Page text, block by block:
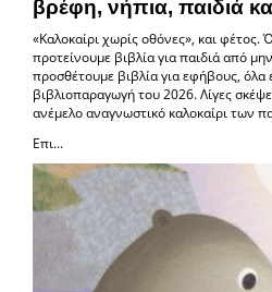
βρέφη, νήπια, παιδιά
«Καλοκαίρι χωρίς οθόνες», και φέτος.
προτείνουμε βιβλία για παιδιά από
προσθέτουμε βιβλία για εφήβους, όλα
βιβλιοπαραγωγή του 2026. Λίγες
ανέμελο αναγνωστικό καλοκαίρι των
Επι...